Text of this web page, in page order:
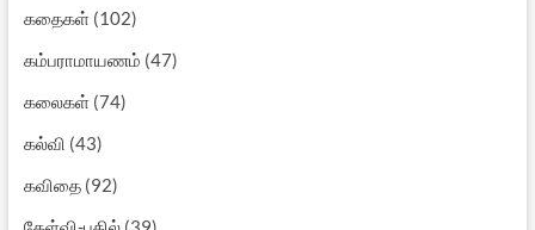
கதைகள்(102)
கம்பராமாயணம் (47)
கலைகள்(74)
கல்வி (43)
கவிதை(92)